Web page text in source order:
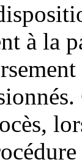
à la